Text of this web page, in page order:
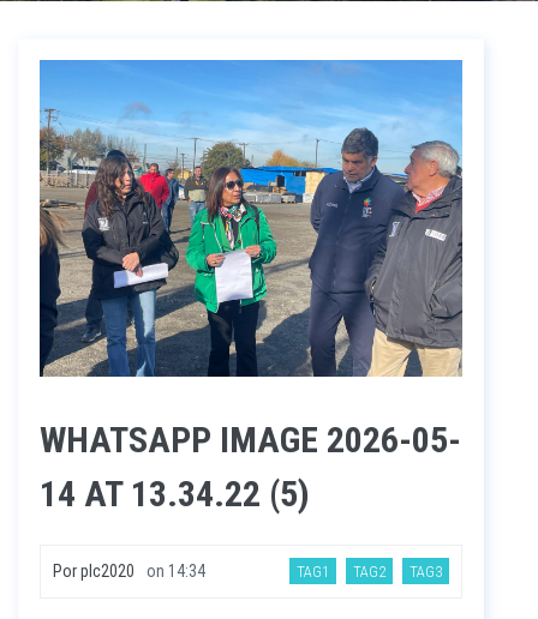
WHATSAPP IMAGE 2026-05-
14 AT 13.34.22 (5)
Porplc2020 on 14:34 TAG1 TAG2 TAG3